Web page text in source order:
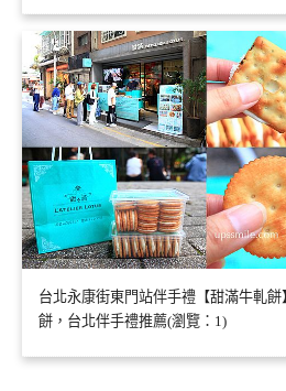
台北永康街東門站伴手禮【甜滿牛軋
餅，台北伴手禮推薦(瀏覽：1)